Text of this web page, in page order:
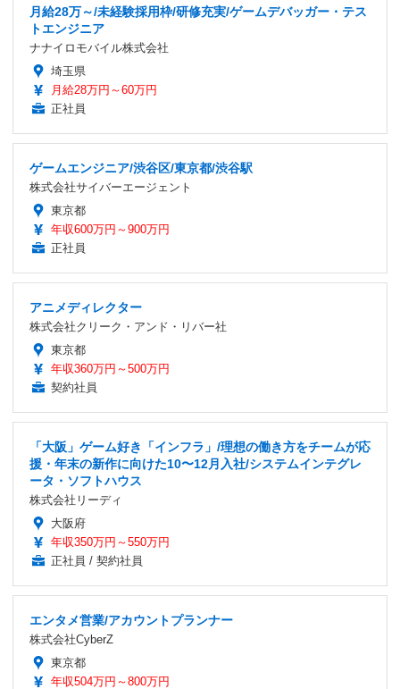
月給28万～/未経験採用枠/研修充実/ゲームデバッガー・テス
トエンジニア
ナナイロモバイル株式会社
埼玉県
月給28万円～60万円
正社員
ゲームエンジニア/渋谷区/東京都/渋谷駅
株式会社サイバーエージェント
東京都
年収600万円～900万円
正社員
アニメディレクター
株式会社クリーク・アンド・リバー社
東京都
年収360万円～500万円
契約社員
「大阪」ゲーム好き「インフラ」/理想の働き方をチームが応
援・年末の新作に向けた10〜12月入社/システムインテグレ
ータ・ソフトハウス
株式会社リーディ
大阪府
年収350万円～550万円
正社員 / 契約社員
エンタメ営業/アカウントプランナー
株式会社CyberZ
東京都
年収504万円～800万円